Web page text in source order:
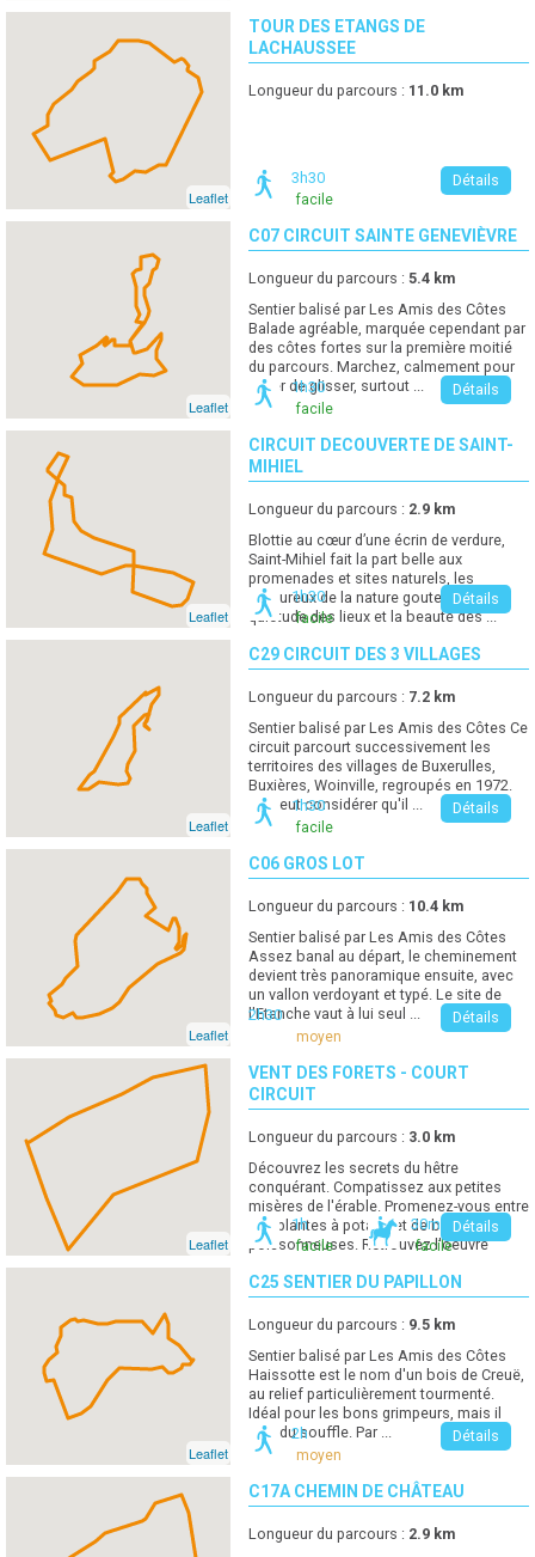
Leaflet
TOUR DES ETANGS DE
LACHAUSSEE
Longueur du parcours : 11.0 km
3h30
facile
Détails
Leaflet
C07 CIRCUIT SAINTE GENEVIÈVRE
Longueur du parcours : 5.4 km
Sentier balisé par Les Amis des Côtes
Balade agréable, marquée cependant par
des côtes fortes sur la première moitié
du parcours. Marchez, calmement pour
éviter de glisser, surtout ...
1h30
facile
Détails
Leaflet
CIRCUIT DECOUVERTE DE SAINT-
MIHIEL
Longueur du parcours : 2.9 km
Blottie au cœur d’une écrin de verdure,
Saint-Mihiel fait la part belle aux
promenades et sites naturels, les
amoureux de la nature gouteront la
quiétude des lieux et la beauté des ...
1h30
facile
Détails
Leaflet
C29 CIRCUIT DES 3 VILLAGES
Longueur du parcours : 7.2 km
Sentier balisé par Les Amis des Côtes Ce
circuit parcourt successivement les
territoires des villages de Buxerulles,
Buxières, Woinville, regroupés en 1972.
On peut considérer qu'il ...
1h30
facile
Détails
Leaflet
C06 GROS LOT
Longueur du parcours : 10.4 km
Sentier balisé par Les Amis des Côtes
Assez banal au départ, le cheminement
devient très panoramique ensuite, avec
un vallon verdoyant et typé. Le site de
l'Etanche vaut à lui seul ...
2h30
moyen
Détails
Leaflet
VENT DES FORETS - COURT
CIRCUIT
Longueur du parcours : 3.0 km
Découvrez les secrets du hêtre
conquérant. Compatissez aux petites
misères de l'érable. Promenez-vous entre
des plantes à potage et de belles
poissonneuses. Retrouvez l'oeuvre
1h
facile
30min
facile
facile
Détails
Leaflet
C25 SENTIER DU PAPILLON
Longueur du parcours : 9.5 km
Sentier balisé par Les Amis des Côtes
Haissotte est le nom d'un bois de Creuë,
au relief particulièrement tourmenté.
Idéal pour les bons grimpeurs, mais il
faut du souffle. Par ...
2h
moyen
Détails
C17A CHEMIN DE CHÂTEAU
Longueur du parcours : 2.9 km